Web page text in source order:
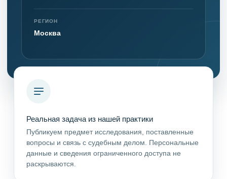
РЕГИОН
Москва
Реальная задача из нашей практики
Публикуем предмет исследования, поставленные
вопросы и связь с судебным делом. Персональные
данные и сведения ограниченного доступа не
раскрываются.